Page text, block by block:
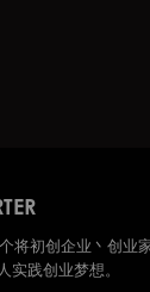
将初创企业丶创业
践创业梦想。